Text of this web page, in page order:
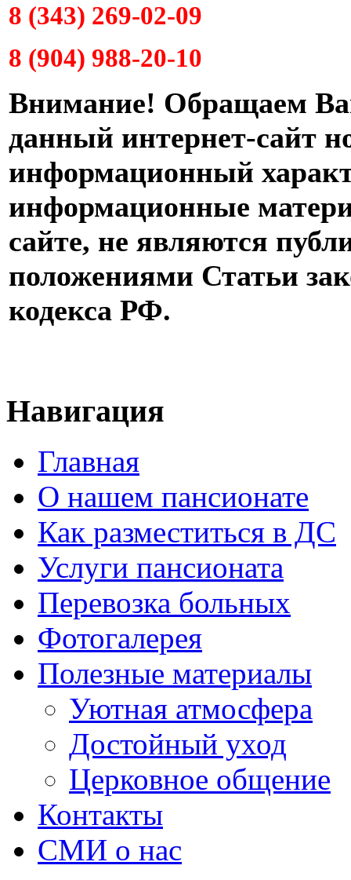
8 (343) 269-02-09
8 (904) 988-20-10
Внимание! Обращаем
данный интернет-сайт
информационный
информационные
сайте, не являются
положениями Статьи
кодекса РФ.
Навигация
Главная
О нашем пансионате
Как разместиться в ДС
Услуги пансионата
Перевозка больных
Фотогалерея
Полезные материалы
Уютная атмосфера
Достойный уход
Церковное общение
Контакты
СМИ о нас